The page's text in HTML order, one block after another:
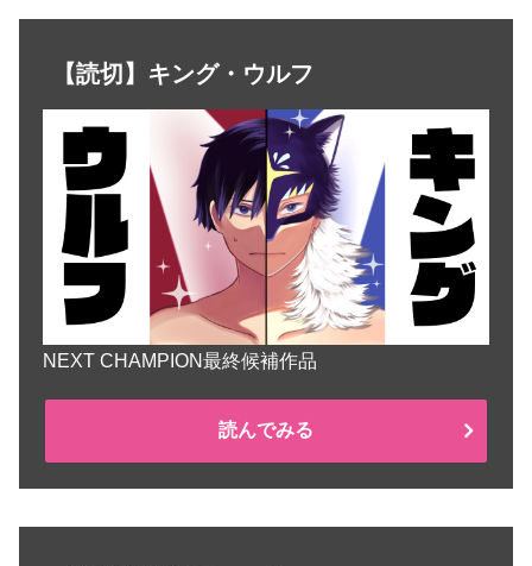
【読切】キング・ウルフ
NEXT CHAMPION最終候補作品
読んでみる